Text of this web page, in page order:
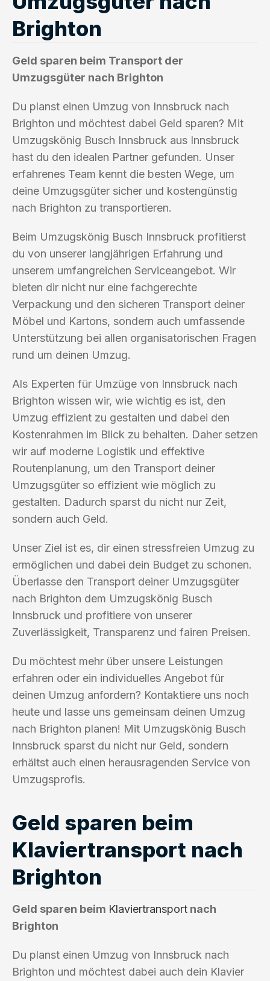
Brighton
Geld sparen beim Transport der
Umzugsgüter nach Brighton
Du planst einen Umzug von Innsbruck nach
Brighton und möchtest dabei Geld sparen? Mit
Umzugskönig Busch Innsbruck aus Innsbruck
hast du den idealen Partner gefunden. Unser
erfahrenes Team kennt die besten Wege, um
deine Umzugsgüter sicher und kostengünstig
nach Brighton zu transportieren.
Beim Umzugskönig Busch Innsbruck profitierst
du von unserer langjährigen Erfahrung und
unserem umfangreichen Serviceangebot. Wir
bieten dir nicht nur eine fachgerechte
Verpackung und den sicheren Transport deiner
Möbel und Kartons, sondern auch umfassende
Unterstützung bei allen organisatorischen Fragen
rund um deinen Umzug.
Als Experten für Umzüge von Innsbruck nach
Brighton wissen wir, wie wichtig es ist, den
Umzug effizient zu gestalten und dabei den
Kostenrahmen im Blick zu behalten. Daher setzen
wir auf moderne Logistik und effektive
Routenplanung, um den Transport deiner
Umzugsgüter so effizient wie möglich zu
gestalten. Dadurch sparst du nicht nur Zeit,
sondern auch Geld.
Unser Ziel ist es, dir einen stressfreien Umzug zu
ermöglichen und dabei dein Budget zu schonen.
Überlasse den Transport deiner Umzugsgüter
nach Brighton dem Umzugskönig Busch
Innsbruck und profitiere von unserer
Zuverlässigkeit, Transparenz und fairen Preisen.
Du möchtest mehr über unsere Leistungen
erfahren oder ein individuelles Angebot für
deinen Umzug anfordern? Kontaktiere uns noch
heute und lasse uns gemeinsam deinen Umzug
nach Brighton planen! Mit Umzugskönig Busch
Innsbruck sparst du nicht nur Geld, sondern
erhältst auch einen herausragenden Service von
Umzugsprofis.
Geld sparen beim
Klaviertransport nach
Brighton
Geld sparen beim Klaviertransport nach
Brighton
Du planst einen Umzug von Innsbruck nach
Brighton und möchtest dabei auch dein Klavier